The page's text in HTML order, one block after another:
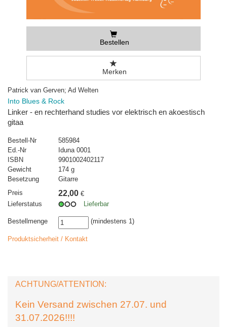
Bestellen
Merken
Patrick van Gerven; Ad Welten
Into Blues & Rock
Linker - en rechterhand studies vor elektrisch en akoestisch
gitaa
Bestell-Nr
585984
Ed.-Nr
Iduna 0001
ISBN
9901002402117
Gewicht
174 g
Besetzung
Gitarre
Preis
22,00 €
Lieferstatus
Lieferbar
Bestellmenge (mindestens 1)
Produktsicherheit / Kontakt
ACHTUNG/ATTENTION:
Kein Versand zwischen 27.07. und
31.07.2026!!!!